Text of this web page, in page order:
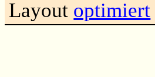
Layout optimiert